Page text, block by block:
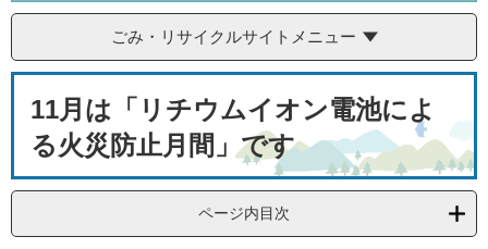
へ
ごみ・リサイクルサイトメニュー
11月は「リチウムイオン電池によ
る火災防止月間」です
ページ内目次